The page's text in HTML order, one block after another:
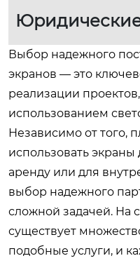
Выбор надежного
экранов — это
реализации
использованием
Независимо от того,
использовать
аренду или для
выбор надежного
сложной задачей. На
существует
подобные услуги, и